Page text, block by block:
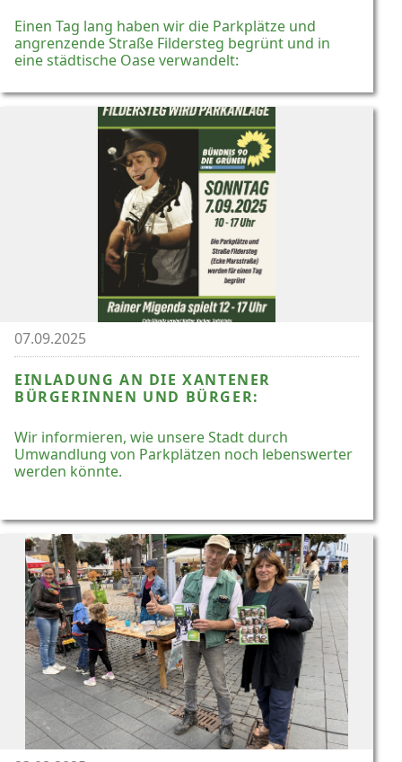
Einen Tag lang haben wir die Parkplätze und
angrenzende Straße Fildersteg begrünt und in
eine städtische Oase verwandelt:
07.09.2025
EINLADUNG AN DIE XANTENER
BÜRGERINNEN UND BÜRGER:
Wir informieren, wie unsere Stadt durch
Umwandlung von Parkplätzen noch lebenswerter
werden könnte.